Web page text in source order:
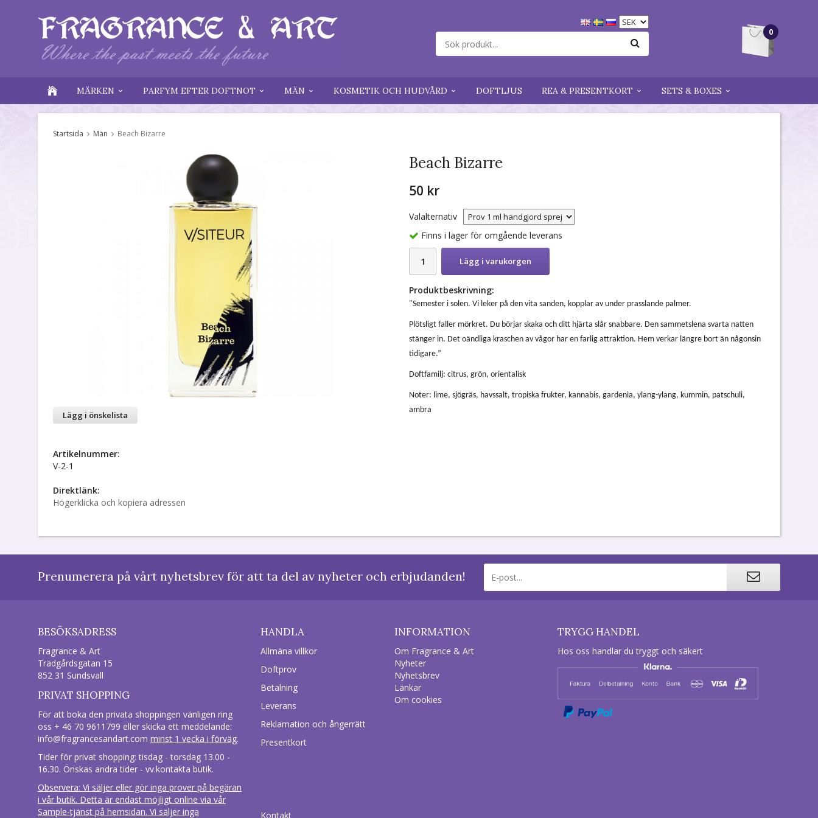
0
MÄRKEN PARFYM EFTER DOFTNOT MÄN KOSMETIK OCH HUDVÅRD DOFTLJUS REA & PRESENTKORT SETS & BOXES
Startsida Män Beach Bizarre
Beach Bizarre
50 kr
Valalternativ
Finns i lager för omgående leverans
Lägg i varukorgen
Produktbeskrivning:
"Semester i solen. Vi leker på den vita sanden, kopplar av under prasslande palmer.
Plötsligt faller mörkret. Du börjar skaka och ditt hjärta slår snabbare. Den sammetslena svarta natten
stänger in. Det oändliga kraschen av vågor har en farlig attraktion. Hem verkar längre bort än någonsin
tidigare.”
Doftfamilj: citrus, grön, orientalisk
Noter: lime, sjögräs, havssalt, tropiska frukter, kannabis, gardenia, ylang-ylang, kummin, patschuli,
ambra
Lägg i önskelista
Artikelnummer:
V-2-1
Direktlänk:
Högerklicka och kopiera adressen
Prenumerera på vårt nyhetsbrev för att ta del av nyheter och erbjudanden!
BESÖKSADRESS
Fragrance & Art
Trädgårdsgatan 15
852 31 Sundsvall
PRIVAT SHOPPING
För att boka den privata shoppingen vänligen ring
oss + 46 70 9611799 eller skicka ett meddelande:
info@fragrancesandart.com minst 1 vecka i förväg.
Tider för privat shopping: tisdag - torsdag 13.00 -
16.30. Önskas andra tider - vv.kontakta butik.
Observera: Vi säljer eller gör inga prover på begäran
i vår butik. Detta är endast möjligt online via vår
Sample-tjänst på hemsidan. Vi säljer inga
HANDLA
Allmäna villkor
Doftprov
Betalning
Leverans
Reklamation och ångerrätt
Presentkort
Kontakt
INFORMATION
Om Fragrance & Art
Nyheter
Nyhetsbrev
Länkar
Om cookies
TRYGG HANDEL
Hos oss handlar du tryggt och säkert